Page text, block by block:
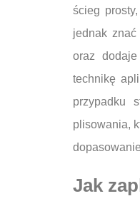
ścieg
jednak znać
oraz
technikę
przypadku
plisowania,
Jak